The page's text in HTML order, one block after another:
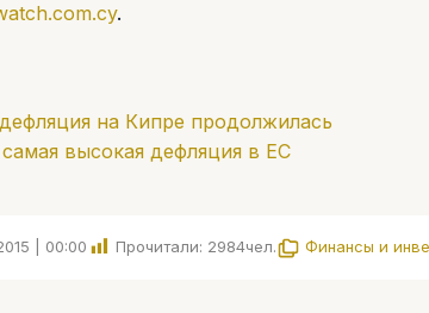
.
на Кипре продолжилась
высокая дефляция в ЕС
| 00:00 Прочитали: 2984чел. Финансы и